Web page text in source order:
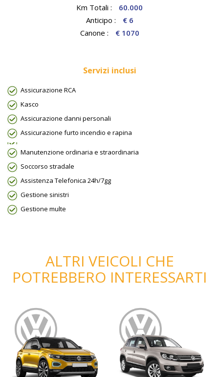
Km Totali :
60.000
Anticipo :
€ 6
Canone :
€ 1070
Servizi inclusi
Assicurazione RCA
Kasco
Assicurazione danni personali
Assicurazione furto incendio e rapina
Manutenzione ordinaria e straordinaria
Soccorso stradale
Assistenza Telefonica 24h/7gg
Gestione sinistri
Gestione multe
ALTRI VEICOLI CHE
POTREBBERO INTERESSARTI